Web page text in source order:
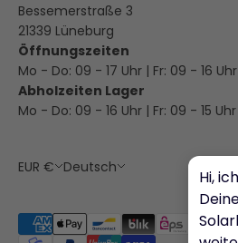
Bessemerstraße 3
21339 Lüneburg
Öffnungszeiten
Mo - Do: 09 - 17 Uhr | Fr: 09 - 16 Uhr
Abholzeiten Lager
Mo - Do: 09 - 16 Uhr | Fr: 09 - 15 Uhr
EUR € Deutsch